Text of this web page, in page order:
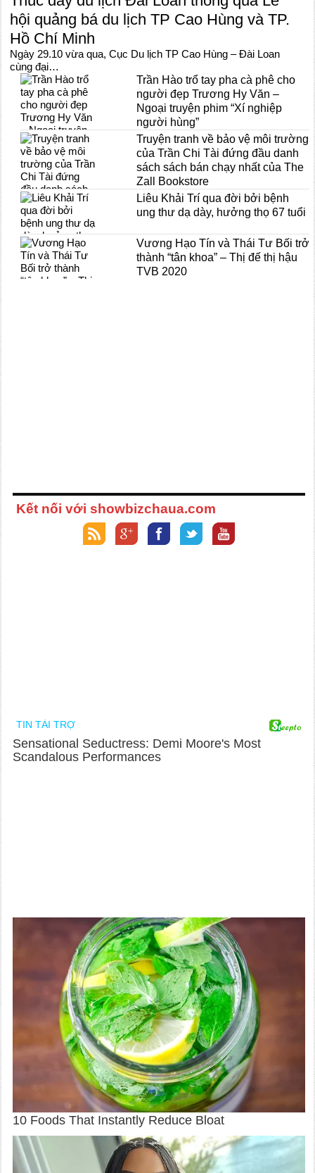
hội quảng bá du lịch TP Cao Hùng và TP.
Hồ Chí Minh
Ngày 29.10 vừa qua, Cục Du lịch TP Cao Hùng – Đài Loan
cùng đại…
Trần Hào trổ tay pha cà phê cho
người đẹp Trương Hy Văn –
Ngoại truyện phim “Xí nghiệp
người hùng”
Truyện tranh về bảo vệ môi trường
của Trần Chi Tài đứng đầu danh
sách sách bán chạy nhất của The
Zall Bookstore
Liêu Khải Trí qua đời bởi bệnh
ung thư dạ dày, hưởng thọ 67 tuổi
Vương Hạo Tín và Thái Tư Bối trở
thành “tân khoa” – Thị đế thị hậu
TVB 2020
Kết nối với showbizchaua.com